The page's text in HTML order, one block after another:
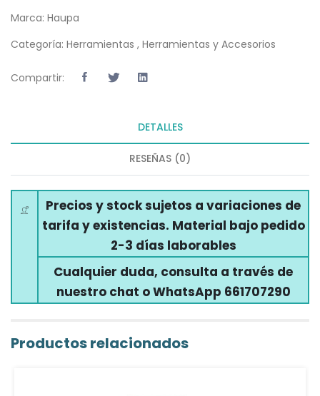
Marca: Haupa
Categoría: Herramientas , Herramientas y Accesorios
Compartir:
DETALLES
RESEÑAS (0)
Precios y stock sujetos a variaciones de
tarifa y existencias. Material bajo pedido
2-3 días laborables
Cualquier duda, consulta a través de
nuestro chat o WhatsApp 661707290
Productos relacionados